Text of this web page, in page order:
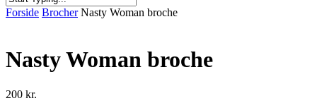
Close
Forside Brocher Nasty Woman broche
Nasty Woman broche
200 kr.